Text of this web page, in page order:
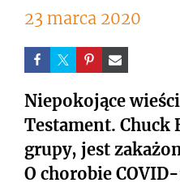
23 marca 2020
Niepokojące
Testament.
grupy, jest
O chorobie